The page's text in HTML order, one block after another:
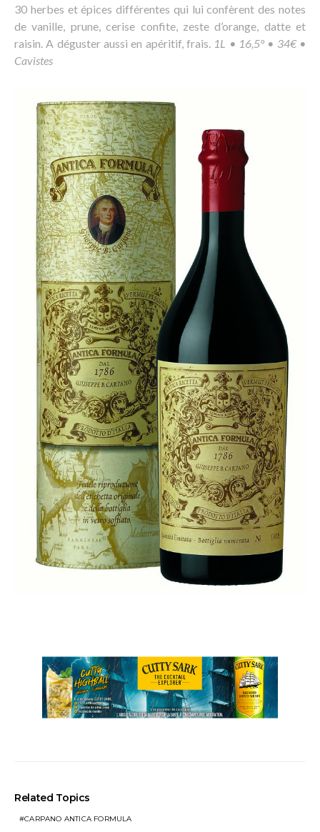
30 herbes et épices différentes qui lui confèrent des notes
de vanille, prune, cerise confite, zeste d’orange, datte et
raisin. A déguster aussi en apéritif, frais. 1L • 16,5° • 34€ •
Cavistes
Related Topics
CARPANO ANTICA FORMULA